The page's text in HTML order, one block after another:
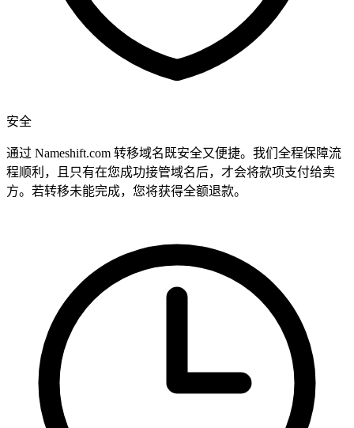
安全
通过 Nameshift.com 转移域名既安全又便捷。我们全程保障流
程顺利，且只有在您成功接管域名后，才会将款项支付给卖
方。若转移未能完成，您将获得全额退款。